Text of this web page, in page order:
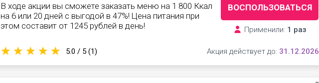
В ходе акции вы сможете заказать меню на 1 800 Ккал
на 6 или 20 дней с выгодой в 47%! Цена питания при
этом составит от 1245 рублей в день!
ВОСПОЛЬЗОВАТЬСЯ
Применили: 1 раз
5.0 / 5 (1) Акция действует до: 31.12.2026